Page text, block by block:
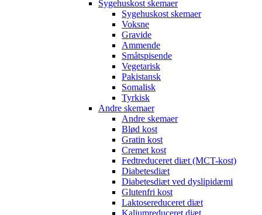
Sygehuskost skemaer
Sygehuskost skemaer
Voksne
Gravide
Ammende
Småtspisende
Vegetarisk
Pakistansk
Somalisk
Tyrkisk
Andre skemaer
Andre skemaer
Blød kost
Gratin kost
Cremet kost
Fedtreduceret diæt (MCT-kost)
Diabetesdiæt
Diabetesdiæt ved dyslipidæmi
Glutenfri kost
Laktosereduceret diæt
Kaliumreduceret diæt